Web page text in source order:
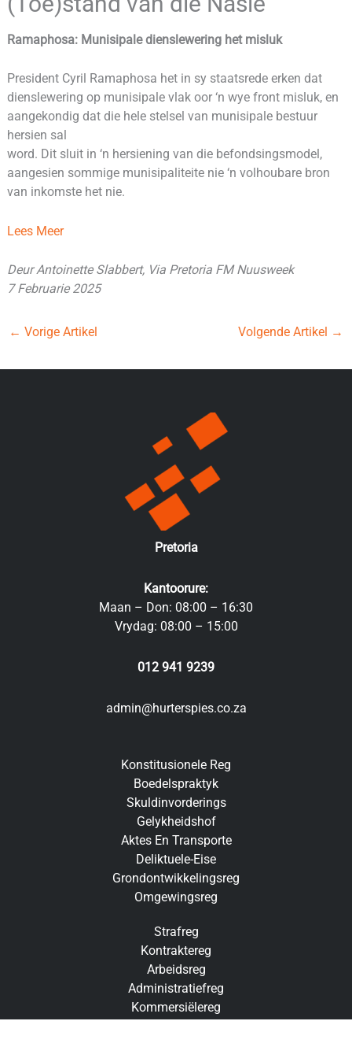
Ramaphosa: Munisipale dienslewering het misluk
President Cyril Ramaphosa het in sy staatsrede erken dat
dienslewering op munisipale vlak oor ‘n wye front misluk, en
aangekondig dat die hele stelsel van munisipale bestuur
hersien sal
word. Dit sluit in ‘n hersiening van die befondsingsmodel,
aangesien sommige munisipaliteite nie ‘n volhoubare bron
van inkomste het nie.
Lees Meer
Deur Antoinette Slabbert, Via Pretoria FM Nuusweek
7 Februarie 2025
← Vorige Artikel Volgende Artikel →
Pretoria
Kantoorure:
Maan – Don: 08:00 – 16:30
Vrydag: 08:00 – 15:00
012 941 9239
admin@hurterspies.co.za
Konstitusionele Reg
Boedelspraktyk
Skuldinvorderings
Gelykheidshof
Aktes En Transporte
Deliktuele-Eise
Grondontwikkelingsreg
Omgewingsreg
Strafreg
Kontraktereg
Arbeidsreg
Administratiefreg
Kommersiëlereg